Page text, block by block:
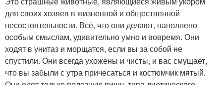
для своих хозяев в жизненной и общественной
несостоятельности. Всё, что они делают, наполнено
особым смыслам, удивительно умно и вовремя. Они
ходят в унитаз и морщатся, если вы за собой не
спустили. Они всегда ухожены и чисты, и вас смущает,
что вы забыли с утра причесаться и костюмчик мятый.